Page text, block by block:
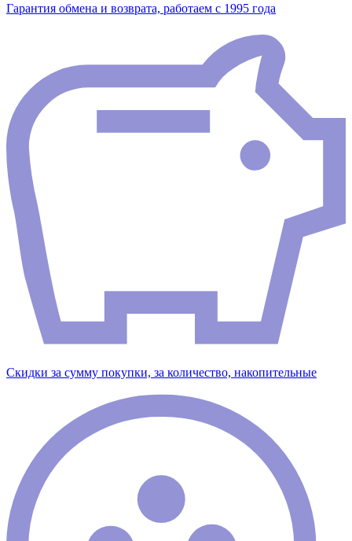
Гарантия обмена и возврата, работаем с 1995 года
Скидки за сумму покупки, за количество, накопительные